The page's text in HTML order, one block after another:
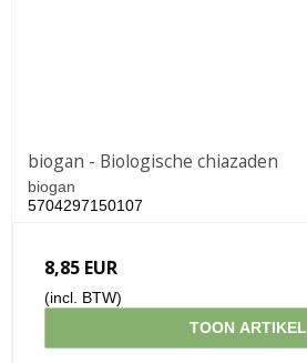
biogan - Biologische chiazaden
biogan
5704297150107
8,85 EUR
(incl. BTW)
TOON ARTIKEL